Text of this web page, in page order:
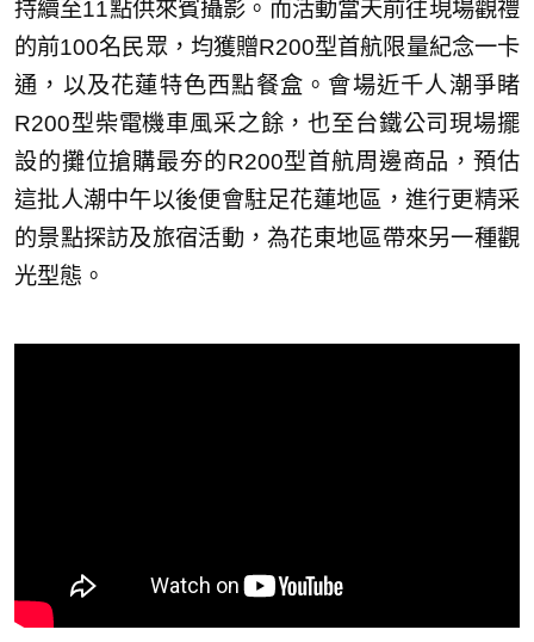
持續至11點供來賓攝影。而活動當天前往現場觀禮
的前100名民眾，均獲贈R200型首航限量紀念一卡
通，以及花蓮特色西點餐盒。會場近千人潮爭睹
R200型柴電機車風采之餘，也至台鐵公司現場擺
設的攤位搶購最夯的R200型首航周邊商品，預估
這批人潮中午以後便會駐足花蓮地區，進行更精采
的景點探訪及旅宿活動，為花東地區帶來另一種觀
光型態。